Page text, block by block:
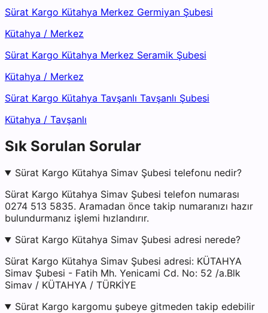
Sürat Kargo Kütahya Merkez Germiyan Şubesi
Kütahya / Merkez
Sürat Kargo Kütahya Merkez Seramik Şubesi
Kütahya / Merkez
Sürat Kargo Kütahya Tavşanlı Tavşanlı Şubesi
Kütahya / Tavşanlı
Sık Sorulan Sorular
Sürat Kargo Kütahya Simav Şubesi telefonu nedir?
Sürat Kargo Kütahya Simav Şubesi telefon numarası
0274 513 5835. Aramadan önce takip numaranızı hazır
bulundurmanız işlemi hızlandırır.
Sürat Kargo Kütahya Simav Şubesi adresi nerede?
Sürat Kargo Kütahya Simav Şubesi adresi: KÜTAHYA
Simav Şubesi - Fatih Mh. Yenicami Cd. No: 52 /a.Blk
Simav / KÜTAHYA / TÜRKİYE
Sürat Kargo kargomu şubeye gitmeden takip edebilir